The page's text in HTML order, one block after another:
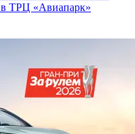
ТРЦ «Авиапарк»